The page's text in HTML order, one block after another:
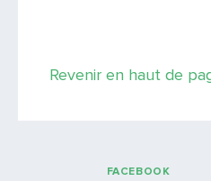
Revenir en haut de
FACEBOOK